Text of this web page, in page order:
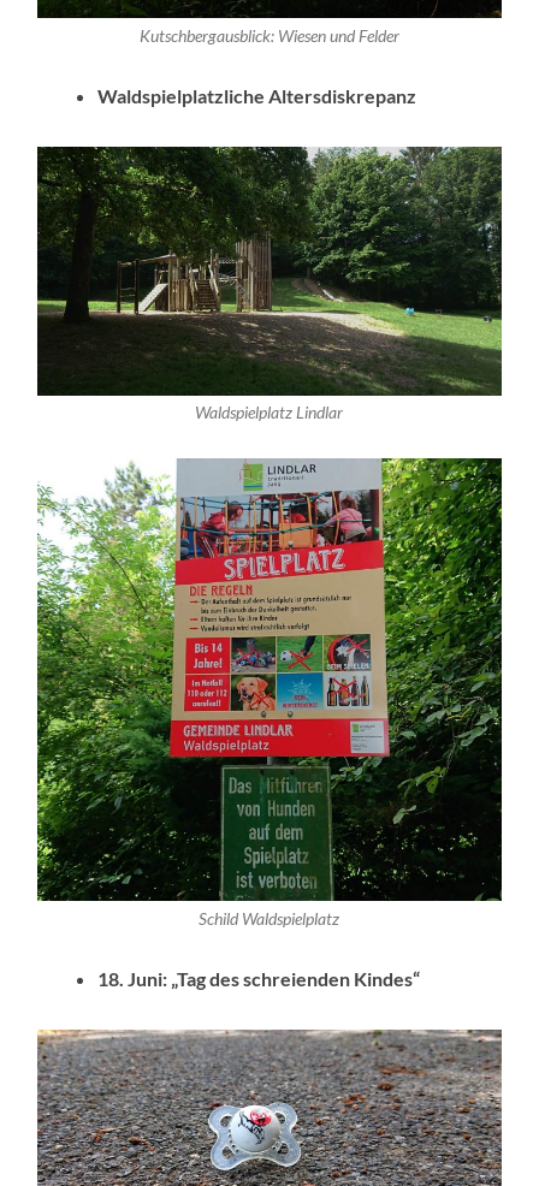
Kutschbergausblick: Wiesen und Felder
Waldspielplatzliche Altersdiskrepanz
Waldspielplatz Lindlar
Schild Waldspielplatz
18. Juni: „Tag des schreienden Kindes“